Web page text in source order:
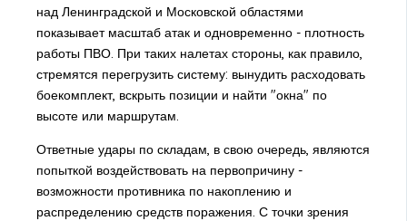
над Ленинградской и Московской областями
показывает масштаб атак и одновременно - плотность
работы ПВО. При таких налетах стороны, как правило,
стремятся перегрузить систему: вынудить расходовать
боекомплект, вскрыть позиции и найти "окна" по
высоте или маршрутам.
Ответные удары по складам, в свою очередь, являются
попыткой воздействовать на первопричину -
возможности противника по накоплению и
распределению средств поражения. С точки зрения